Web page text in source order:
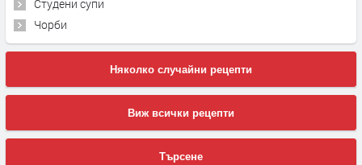
Студени супи
Чорби
Няколко случайни рецепти
Виж всички рецепти
Търсене